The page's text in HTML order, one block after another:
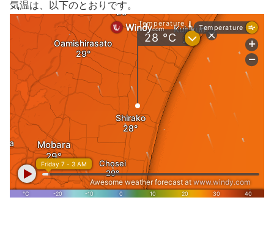
気温は、以下のとおりです。